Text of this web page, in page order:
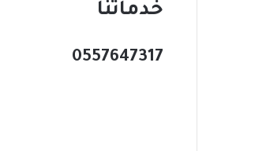
خدماتنا
0557647317